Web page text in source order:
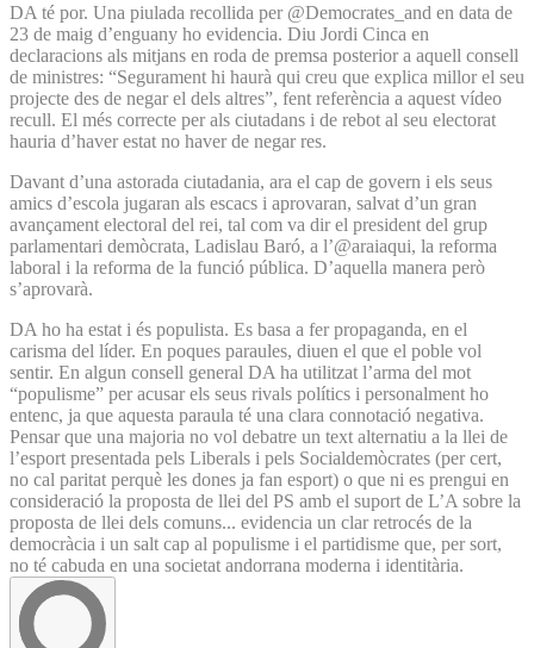
DA té por. Una piulada recollida per @Democrates_and en data de
23 de maig d’enguany ho evidencia. Diu Jordi Cinca en
declaracions als mitjans en roda de premsa posterior a aquell consell
de ministres: “Segurament hi haurà qui creu que explica millor el seu
projecte des de negar el dels altres”, fent referència a aquest vídeo
recull. El més correcte per als ciutadans i de rebot al seu electorat
hauria d’haver estat no haver de negar res.
Davant d’una astorada ciutadania, ara el cap de govern i els seus
amics d’escola jugaran als escacs i aprovaran, salvat d’un gran
avançament electoral del rei, tal com va dir el president del grup
parlamentari demòcrata, Ladislau Baró, a l’@araiaqui, la reforma
laboral i la reforma de la funció pública. D’aquella manera però
s’aprovarà.
DA ho ha estat i és populista. Es basa a fer propaganda, en el
carisma del líder. En poques paraules, diuen el que el poble vol
sentir. En algun consell general DA ha utilitzat l’arma del mot
“populisme” per acusar els seus rivals polítics i personalment ho
entenc, ja que aquesta paraula té una clara connotació negativa.
Pensar que una majoria no vol debatre un text alternatiu a la llei de
l’esport presentada pels Liberals i pels Socialdemòcrates (per cert,
no cal paritat perquè les dones ja fan esport) o que ni es prengui en
consideració la proposta de llei del PS amb el suport de L’A sobre la
proposta de llei dels comuns... evidencia un clar retrocés de la
democràcia i un salt cap al populisme i el partidisme que, per sort,
no té cabuda en una societat andorrana moderna i identitària.